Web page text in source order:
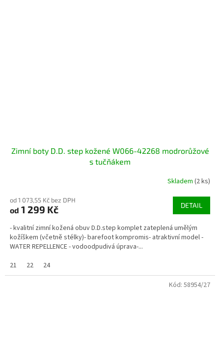
Zimní boty D.D. step kožené W066-42268 modrorůžové
s tučňákem
Skladem (2 ks)
od 1 073,55 Kč bez DPH
od 1 299 Kč DETAIL
- kvalitní zimní kožená obuv D.D.step komplet zateplená umělým
kožíškem (včetně stélky)- barefoot kompromis- atraktivní model -
WATER REPELLENCE - vodoodpudivá úprava-...
21
22 24
Kód: 58954/27